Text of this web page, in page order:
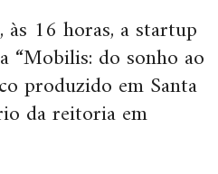
16 horas, a startup
“Mobilis: do sonho ao
produzido em Santa
da reitoria em